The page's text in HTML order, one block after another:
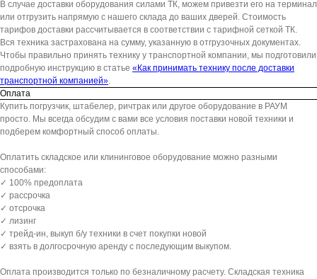
В случае доставки оборудования силами ТК, можем привезти его на терминал
или отгрузить напрямую с нашего склада до ваших дверей. Стоимость
тарифов доставки рассчитывается в соответствии с тарифной сеткой ТК.
Вся техника застрахована на сумму, указанную в отгрузочных документах.
Чтобы правильно принять технику у транспортной компании, мы подготовили
подробную инструкцию в статье «Как принимать технику после доставки
транспортной компанией».
Оплата
Купить погрузчик, штабелер, ричтрак или другое оборудование в РАУМ
просто. Мы всегда обсудим с вами все условия поставки новой техники и
подберем комфортный способ оплаты.
Оплатить складское или клининговое оборудование можно разными
способами:
✓ 100% предоплата
✓ рассрочка
✓ отсрочка
✓ лизинг
✓ трейд-ин, выкуп б/у техники в счет покупки новой
✓ взять в долгосрочную аренду с последующим выкупом.
Оплата производится только по безналичному расчету. Складская техника